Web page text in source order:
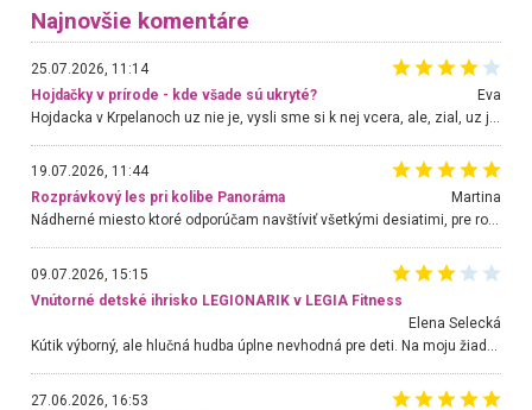
Najnovšie komentáre
25.07.2026, 11:14
Hojdačky v prírode - kde všade sú ukryté?
Eva
19.07.2026, 11:44
Rozprávkový les pri kolibe Panoráma
Martina
Nádherné miesto ktoré odporúčam navštíviť všetkými desiatimi, pre rodiny s deťmi, dôchodcom... Proste a jednoducho ozaj rozprávkový les.. určite ešte prídeme. Odniesli sme si na pamiatku krásne tričká,
09.07.2026, 15:15
Vnútorné detské ihrisko LEGIONARIK v LEGIA Fitness
Elena Selecká
Kútik výborný, ale hlučná hudba úplne nevhodná pre deti. Na moju žiadosť o aspoň sušenie nereagovali.
27.06.2026, 16:53